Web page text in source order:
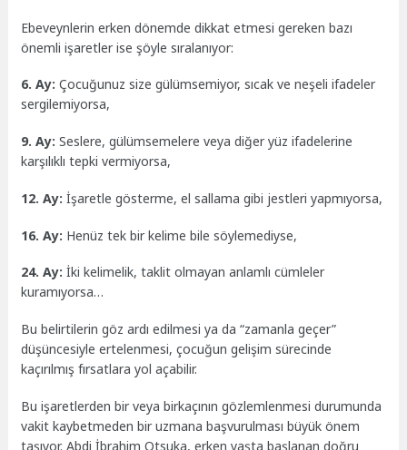
Ebeveynlerin erken dönemde dikkat etmesi gereken bazı
önemli işaretler ise şöyle sıralanıyor:
6. Ay: Çocuğunuz size gülümsemiyor, sıcak ve neşeli ifadeler
sergilemiyorsa,
9. Ay: Seslere, gülümsemelere veya diğer yüz ifadelerine
karşılıklı tepki vermiyorsa,
12. Ay: İşaretle gösterme, el sallama gibi jestleri yapmıyorsa,
16. Ay: Henüz tek bir kelime bile söylemediyse,
24. Ay: İki kelimelik, taklit olmayan anlamlı cümleler
kuramıyorsa…
Bu belirtilerin göz ardı edilmesi ya da “zamanla geçer”
düşüncesiyle ertelenmesi, çocuğun gelişim sürecinde
kaçırılmış fırsatlara yol açabilir.
Bu işaretlerden bir veya birkaçının gözlemlenmesi durumunda
vakit kaybetmeden bir uzmana başvurulması büyük önem
taşıyor. Abdi İbrahim Otsuka, erken yaşta başlanan doğru